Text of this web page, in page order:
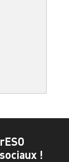
rESO
sociaux !